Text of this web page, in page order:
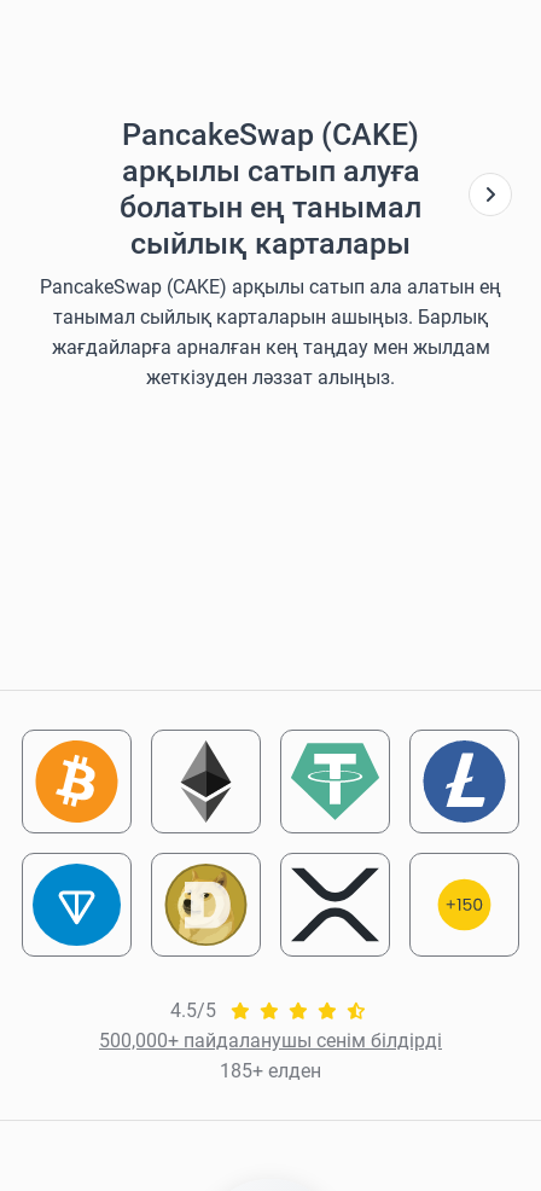
PancakeSwap (CAKE)
арқылы сатып алуға
болатын ең танымал
сыйлық карталары
PancakeSwap (CAKE) арқылы сатып ала алатын ең
танымал сыйлық карталарын ашыңыз. Барлық
жағдайларға арналған кең таңдау мен жылдам
жеткізуден ләззат алыңыз.
4.5/5
500,000+ пайдаланушы сенім білдірді
185+ елден